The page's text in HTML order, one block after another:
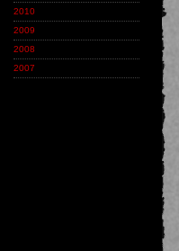
2010
2009
2008
2007